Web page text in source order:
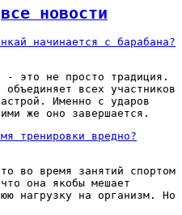
все новости
начинается с барабана?
- это не просто традиция.
всех участников
Именно с ударов
же оно завершается.
тренировки вредно?
во время занятий спортом
она якобы мешает
нагрузку на организм. Но